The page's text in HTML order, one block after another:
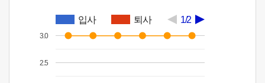
입사 퇴사 1/2
2.5
3.0